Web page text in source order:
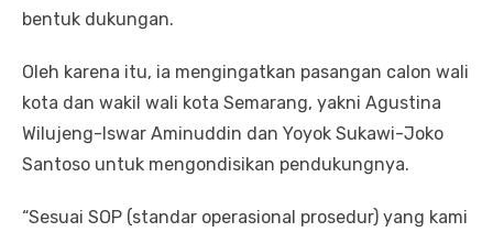
bentuk dukungan.
Oleh karena itu, ia mengingatkan pasangan calon wali
kota dan wakil wali kota Semarang, yakni Agustina
Wilujeng-Iswar Aminuddin dan Yoyok Sukawi-Joko
Santoso untuk mengondisikan pendukungnya.
“Sesuai SOP (standar operasional prosedur) yang kami